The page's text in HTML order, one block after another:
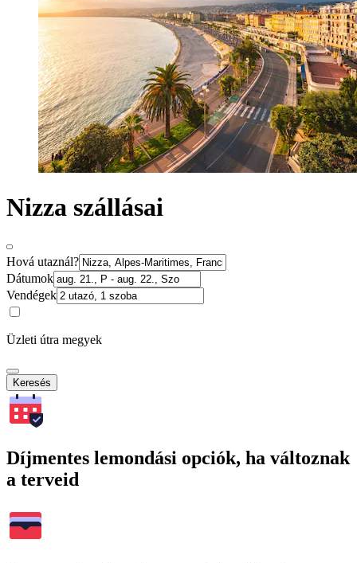
Nizza szállásai
Hová utaznál?
Dátumok
Vendégek
Üzleti útra megyek
Keresés
Díjmentes lemondási opciók, ha változnak
a terveid